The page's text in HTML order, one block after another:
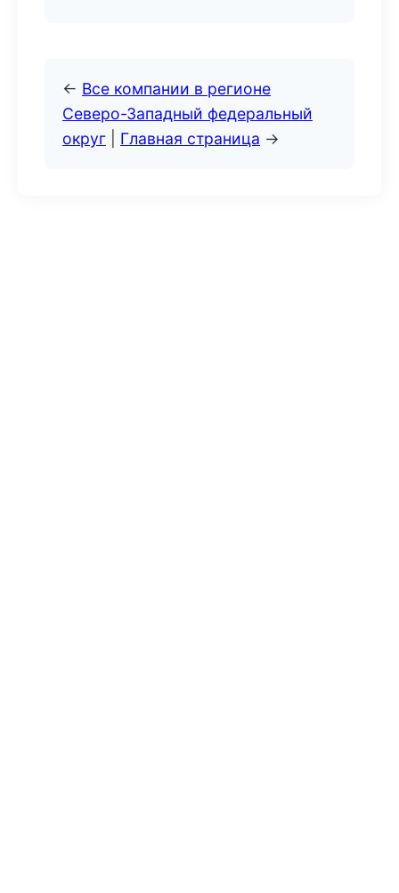
← Все компании в регионе
Северо-Западный федеральный
округ
Главная страница →